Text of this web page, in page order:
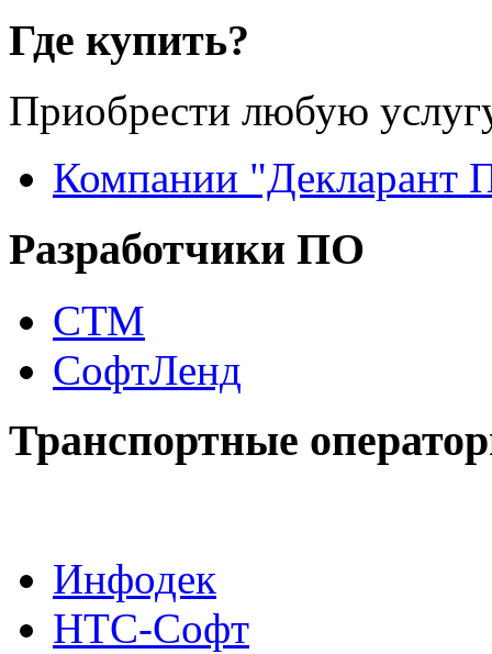
Где купить?
Приобрести любую
Компании "Декларант
Разработчики ПО
СТМ
СофтЛенд
Транспортные
Инфодек
НТС-Софт